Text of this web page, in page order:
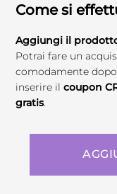
Come si
Aggiungi il
Potrai fare un
comodamente
inserire ilcoupon
gratis.